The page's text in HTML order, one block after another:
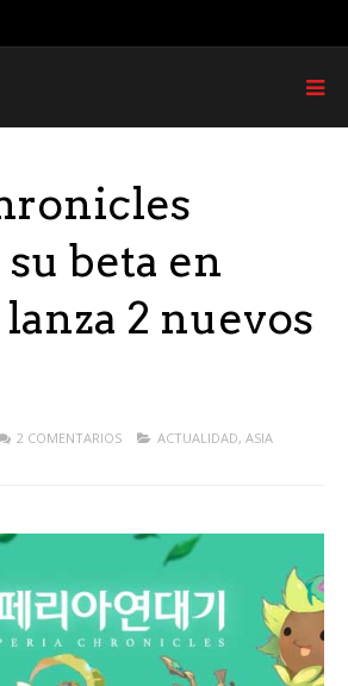
beta en
2 nuevos
2 COMENTARIOS ACTUALIDAD, ASIA